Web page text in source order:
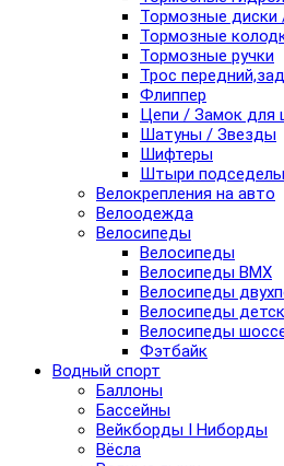
Тормозные
Тормозные
Тормозные ручки
Трос
Флиппер
Цепи / Замок для
Шатуны / Звезды
Шифтеры
Штыри
Велокрепления на авто
Велоодежда
Велосипеды
Велосипеды
Велосипеды BMX
Велосипеды
Велосипеды
Велосипеды
Фэтбайк
Водный спорт
Баллоны
Бассейны
Вейкборды I Ниборды
Вёсла